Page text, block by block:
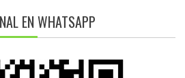
EN WHATSAPP